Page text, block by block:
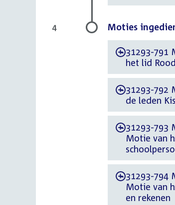
Moties
-31293-791
het lid
-31293-792
de leden
-31293-793
Motie van
-31293-794
Motie van
en rekenen
4